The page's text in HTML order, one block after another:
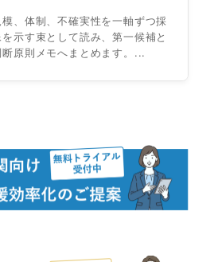
、体制、不確実性を一軸ずつ採
示す束として読み、第一候補と
原則メモへまとめます。...